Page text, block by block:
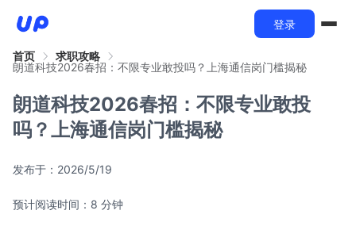
登录
首页
求职攻略
朗道科技2026春招：不限专业敢投吗？上海通信岗门槛揭秘
朗道科技2026春招：不限专业敢投
吗？上海通信岗门槛揭秘
发布于： 2026/5/19
预计阅读时间：8 分钟